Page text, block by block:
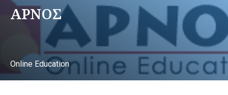
ΑΡΝΟΣ
Online Education